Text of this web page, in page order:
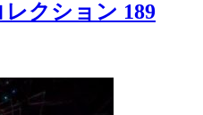
クション 189